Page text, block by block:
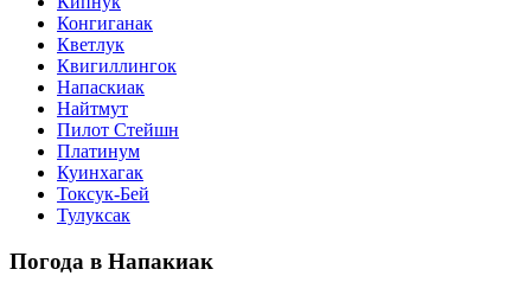
Конгиганак
Кветлук
Квигиллингок
Напаскиак
Найтмут
Пилот Стейшн
Платинум
Куинхагак
Токсук-Бей
Тулуксак
Погода в Напакиак